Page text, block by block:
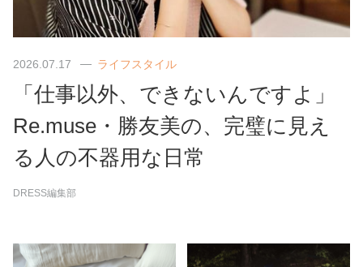
2026.07.17 ライフスタイル
「仕事以外、できないんですよ」
Re.muse・勝友美の、完璧に見え
る人の不器用な日常
DRESS編集部